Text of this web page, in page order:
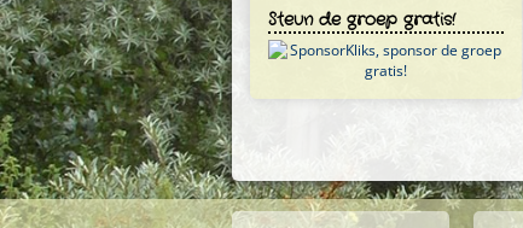
Steun de groep gratis!